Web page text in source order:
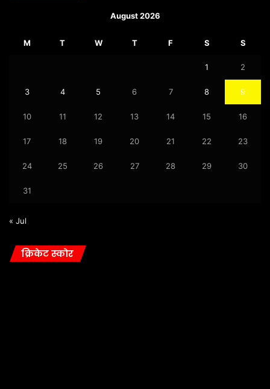
August 2026
M T W T F S S
1 2
3 4 5 6 7 8 9
10 11 12 13 14 15 16
17 18 19 20 21 22 23
24 25 26 27 28 29 30
31
« Jul
क्रिकेट स्कोर